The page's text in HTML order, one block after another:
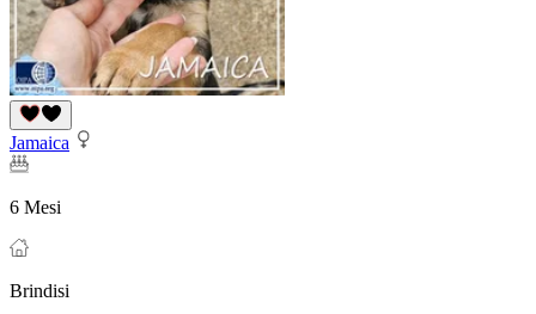
Jamaica
6 Mesi
Brindisi